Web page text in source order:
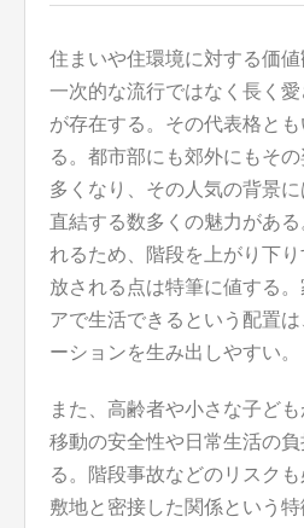
住まいや住環境に対する価値
一次的な流行ではなく長く
が存在する。 その代表格と
る。都市部にも郊外にもそ
多くなり、その人気の背景
直結する数多くの魅力があ
れるため、階段を上がり下
放される点は特筆に値する
アで生活できるという配置
ーションを生み出しやすい。
また、高齢者や小さな子ど
移動の安全性や日常生活の
る。階段事故などのリスクも
敷地と密接した関係という